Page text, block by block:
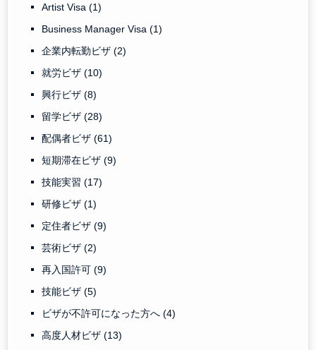
Artist Visa(1)
Business Manager Visa(1)
企業内転勤ビザ(2)
就労ビザ(10)
興行ビザ(8)
留学ビザ(28)
配偶者ビザ(61)
短期滞在ビザ(9)
技能実習(17)
研修ビザ(1)
定住者ビザ(9)
芸術ビザ(2)
再入国許可(9)
技能ビザ(5)
ビザが不許可になった方へ(4)
高度人材ビザ(13)